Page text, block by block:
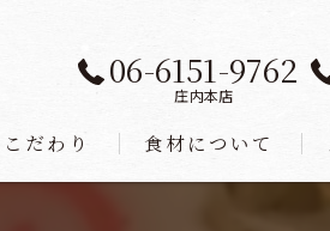
06-6151-9762
庄内本店
こだわり 食材について